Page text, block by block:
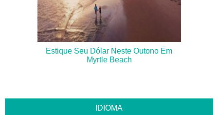
Estique Seu Dólar Neste Outono Em
Myrtle Beach